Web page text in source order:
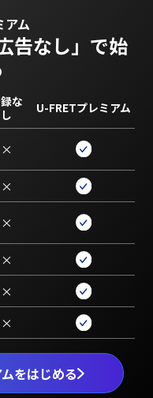
アム
広告なし」で始
をはじめる
な
し
U-FRETプレミアム
×
×
×
×
×
×